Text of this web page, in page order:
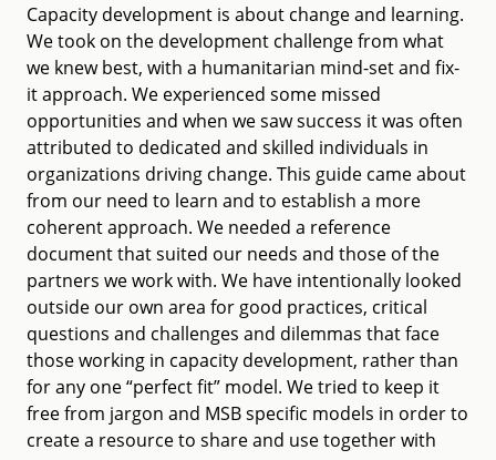
Capacity development is about change and learning.
We took on the development challenge from what
we knew best, with a humanitarian mind-set and fix-
it approach. We experienced some missed
opportunities and when we saw success it was often
attributed to dedicated and skilled individuals in
organizations driving change. This guide came about
from our need to learn and to establish a more
coherent approach. We needed a reference
document that suited our needs and those of the
partners we work with. We have intentionally looked
outside our own area for good practices, critical
questions and challenges and dilemmas that face
those working in capacity development, rather than
for any one “perfect fit” model. We tried to keep it
free from jargon and MSB specific models in order to
create a resource to share and use together with